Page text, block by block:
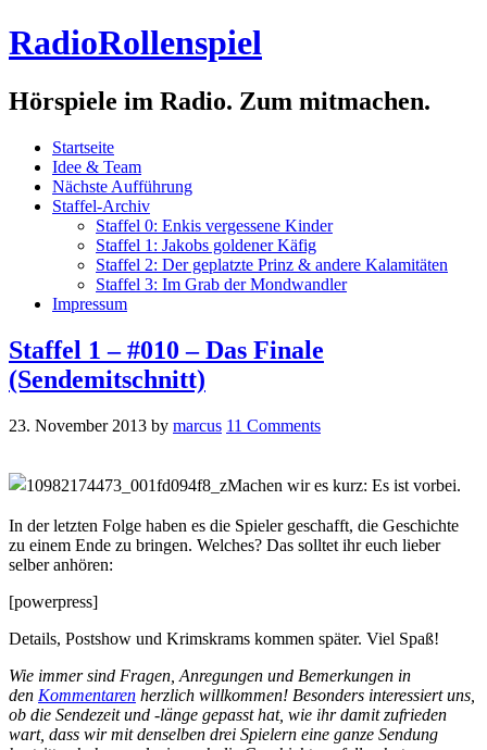
RadioRollenspiel
Hörspiele im Radio. Zum mitmachen.
Startseite
Idee & Team
Nächste Aufführung
Staffel-Archiv
Staffel 0: Enkis vergessene Kinder
Staffel 1: Jakobs goldener Käfig
Staffel 2: Der geplatzte Prinz & andere Kalamitäten
Staffel 3: Im Grab der Mondwandler
Impressum
Staffel 1 – #010 – Das Finale
(Sendemitschnitt)
23. November 2013 by marcus 11 Comments
Machen wir es kurz: Es ist vorbei.
In der letzten Folge haben es die Spieler geschafft, die Geschichte
zu einem Ende zu bringen. Welches? Das solltet ihr euch lieber
selber anhören:
[powerpress]
Details, Postshow und Krimskrams kommen später. Viel Spaß!
Wie immer sind Fragen, Anregungen und Bemerkungen in
den Kommentaren herzlich willkommen! Besonders interessiert uns,
ob die Sendezeit und -länge gepasst hat, wie ihr damit zufrieden
wart, dass wir mit denselben drei Spielern eine ganze Sendung